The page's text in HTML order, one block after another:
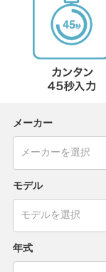
メーカー
モデル
年式